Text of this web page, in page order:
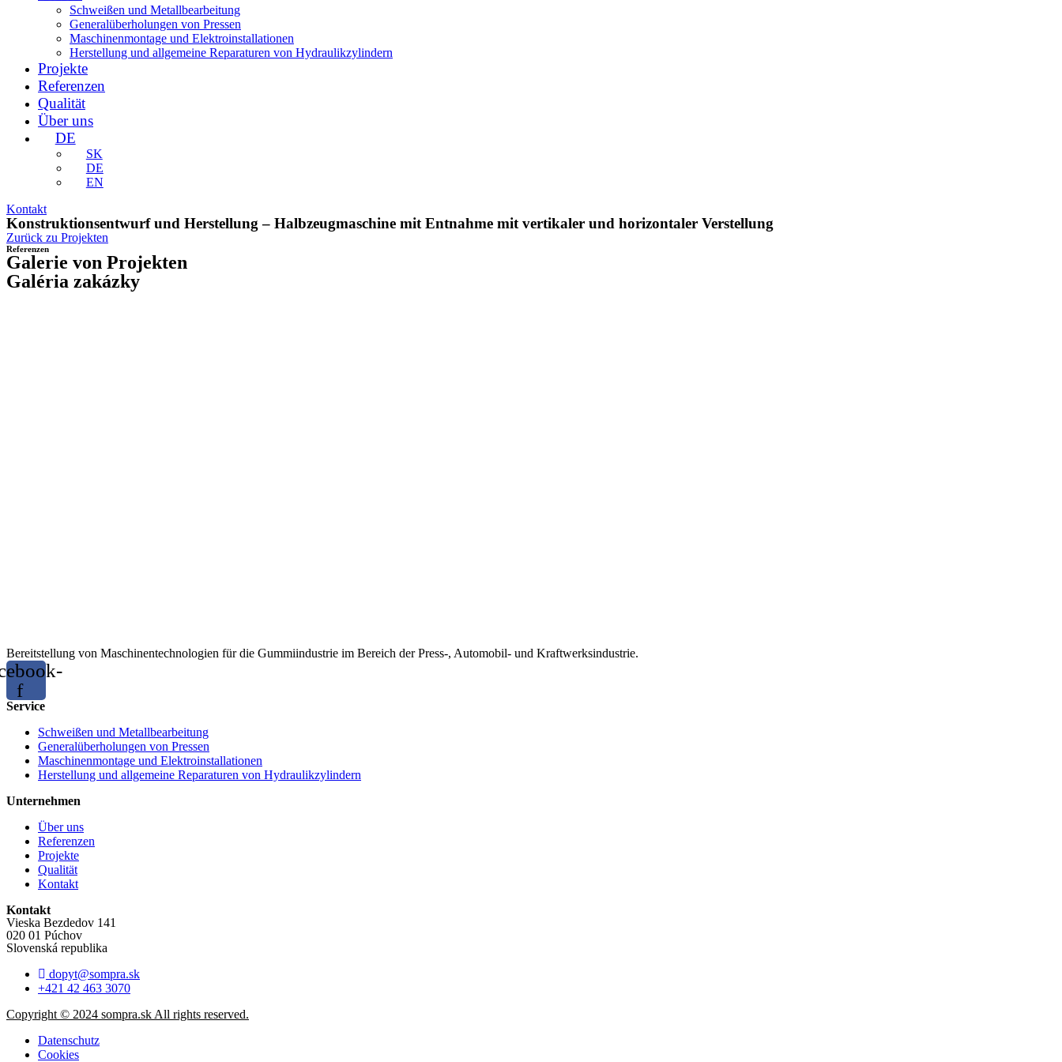
Schweißen und Metallbearbeitung
Generalüberholungen von Pressen
Maschinenmontage und Elektroinstallationen
Herstellung und allgemeine Reparaturen von Hydraulikzylindern
Projekte
Referenzen
Qualität
Über uns
DE
SK
DE
EN
Kontakt
Konstruktionsentwurf und Herstellung – Halbzeugmaschine mit Entnahme mit vertikaler und horizontaler Verstellung
Zurück zu Projekten
Referenzen
Galerie von Projekten
Galéria zakázky
Bereitstellung von Maschinentechnologien für die Gummiindustrie im Bereich der Press-, Automobil- und Kraftwerksindustrie.
f
Service
Schweißen und Metallbearbeitung
Generalüberholungen von Pressen
Maschinenmontage und Elektroinstallationen
Herstellung und allgemeine Reparaturen von Hydraulikzylindern
Unternehmen
Über uns
Referenzen
Projekte
Qualität
Kontakt
Kontakt
Vieska Bezdedov 141
020 01 Púchov
Slovenská republika
dopyt@sompra.sk
+421 42 463 3070
Copyright © 2024 sompra.sk All rights reserved.
Datenschutz
Cookies